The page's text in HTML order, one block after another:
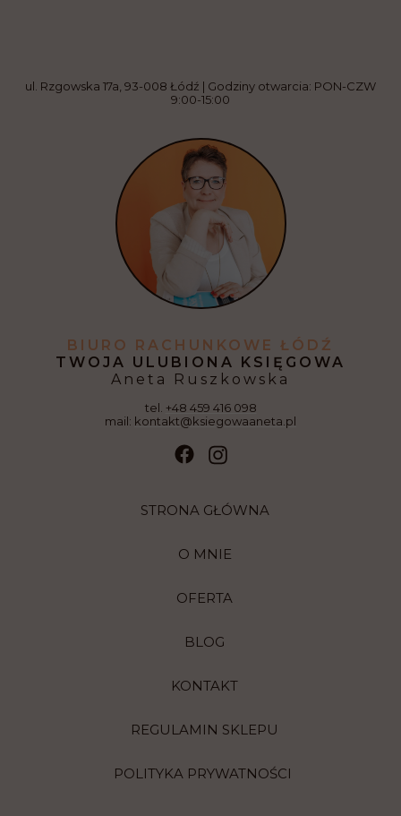
STRONA GŁÓWNA
O MNIE
OFERTA
BLOG
KONTAKT
REGULAMIN SKLEPU
POLITYKA PRYWATNOŚCI
ul. Rzgowska 17a, 93-008 Łódź | Godziny otwarcia: PON-CZW
9:00-15:00
BIURO RACHUNKOWE ŁÓDŹ
TWOJA ULUBIONA KSIĘGOWA
Aneta Ruszkowska
tel. +48 459 416 098
mail: kontakt@ksiegowaaneta.pl